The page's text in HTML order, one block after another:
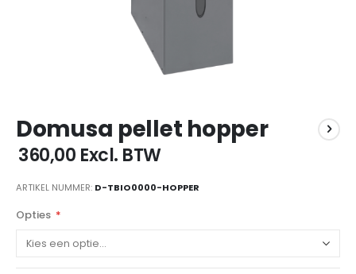
naar
het
begin
de
afbeeldingen-
gallerij
Domusa pellet hopper
€ 360,00 Excl. BTW
ARTIKEL NUMMER D-TBIO0000-HOPPER
Opties